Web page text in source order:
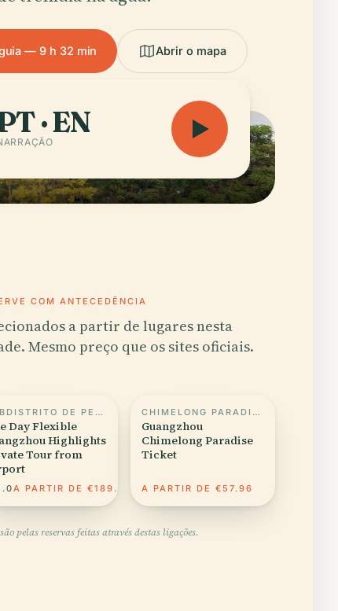
— 9 h 32 min Abrir o mapa
· EN
COM ANTECEDÊNCIA
a partir de lugares nesta
Mesmo preço que os sites oficiais.
SUBDISTRITO DE PEQUIM, CANTÃO
Day Flexible
Highlights
Tour from
A PARTIR DE €189.95
CHIMELONG PARADISE
Guangzhou
Chimelong Paradise
Ticket
A PARTIR DE €57.96
pelas reservas feitas através destas ligações.